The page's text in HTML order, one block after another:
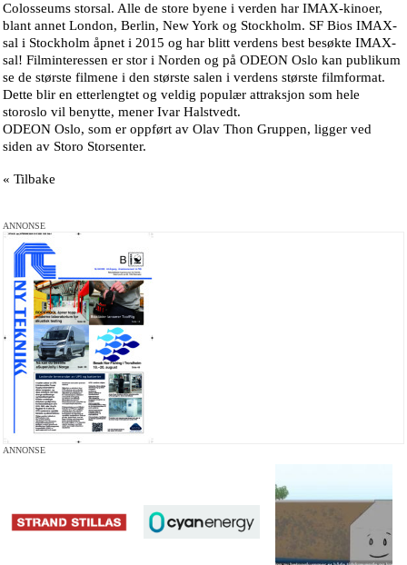
Colosseums storsal. Alle de store byene i verden har IMAX-kinoer,
blant annet London, Berlin, New York og Stockholm. SF Bios IMAX-
sal i Stockholm åpnet i 2015 og har blitt verdens best besøkte IMAX-
sal! Filminteressen er stor i Norden og på ODEON Oslo kan publikum
se de største filmene i den største salen i verdens største filmformat.
Dette blir en etterlengtet og veldig populær attraksjon som hele
storoslo vil benytte, mener Ivar Halstvedt.
ODEON Oslo, som er oppført av Olav Thon Gruppen, ligger ved
siden av Storo Storsenter.
« Tilbake
ANNONSE
ANNONSE